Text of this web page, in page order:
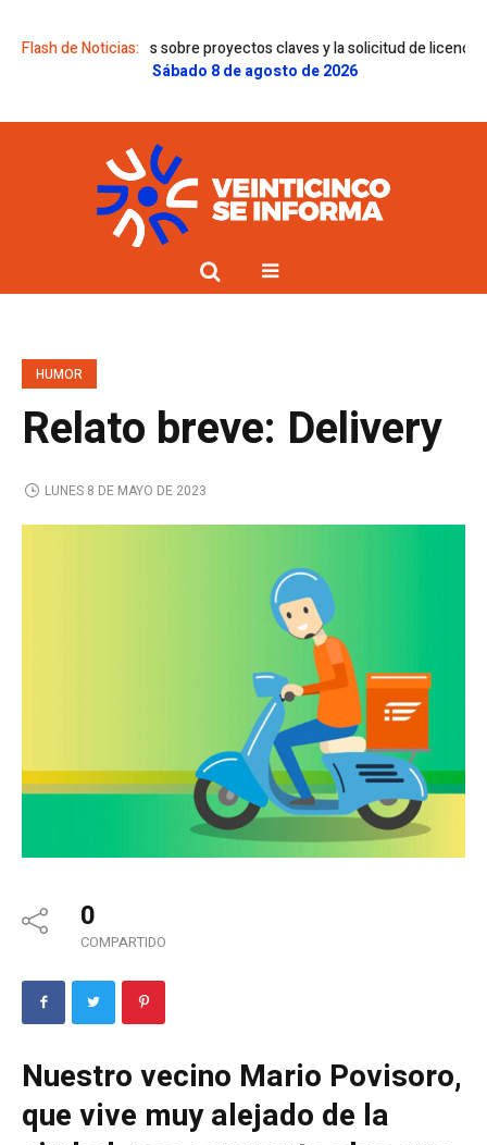
Flash de Noticias:
dictámenes sobre proyectos claves y la solicitud de licencia de
Sábado 8 de agosto de 2026
HUMOR
Relato breve: Delivery
LUNES 8 DE MAYO DE 2023
0
COMPARTIDO
Nuestro vecino Mario Povisoro,
que vive muy alejado de la